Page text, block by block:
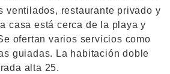
ventilados, restaurante privado y
casa está cerca de la playa y
ofertan varios servicios como
guiadas. La habitación doble
alta 25.